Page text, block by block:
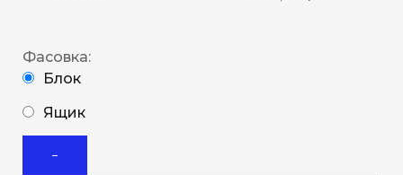
Фасовка:
Блок
Ящик
−